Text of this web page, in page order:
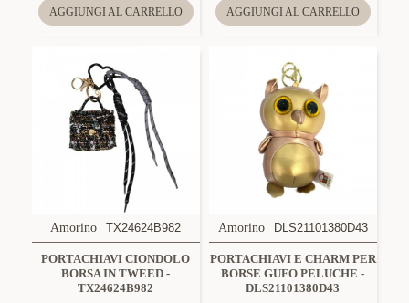
AGGIUNGI AL CARRELLO AGGIUNGI AL CARRELLO
Amorino TX24624B982
PORTACHIAVI CIONDOLO
BORSA IN TWEED -
TX24624B982
Amorino DLS21101380D43
PORTACHIAVI E CHARM PER
BORSE GUFO PELUCHE -
DLS21101380D43